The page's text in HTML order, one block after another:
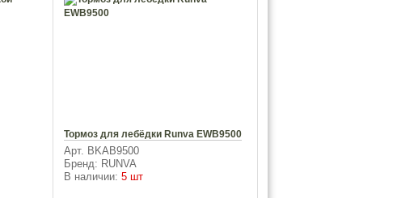
Тормоз для лебёдки Runva EWB9500
Арт. BKAB9500
Бренд: RUNVA
В наличии: 5 шт